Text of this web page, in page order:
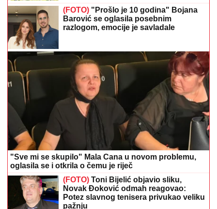
(FOTO) "Prošlo je 10 godina" Bojana
Barović se oglasila posebnim
razlogom, emocije je savladale
"Sve mi se skupilo" Mala Cana u novom problemu,
oglasila se i otkrila o čemu je riječ
(FOTO) Toni Bijelić objavio sliku,
Novak Đoković odmah reagovao:
Potez slavnog tenisera privukao veliku
pažnju